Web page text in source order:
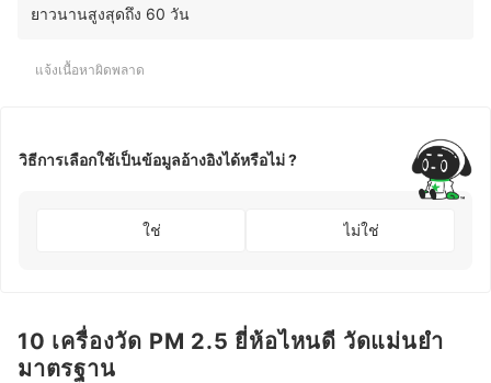
ยาวนานสูงสุดถึง 60 วัน
แจ้งเนื้อหาผิดพลาด
วิธีการเลือกใช้เป็นข้อมูลอ้างอิงได้หรือไม่ ?
ใช่ ไม่ใช่
10 เครื่องวัด PM 2.5 ยี่ห้อไหนดี วัดแม่นยำ
มาตรฐาน